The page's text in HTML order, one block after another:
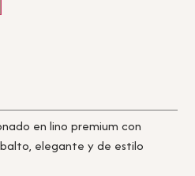
en lino premium con
elegante y de estilo